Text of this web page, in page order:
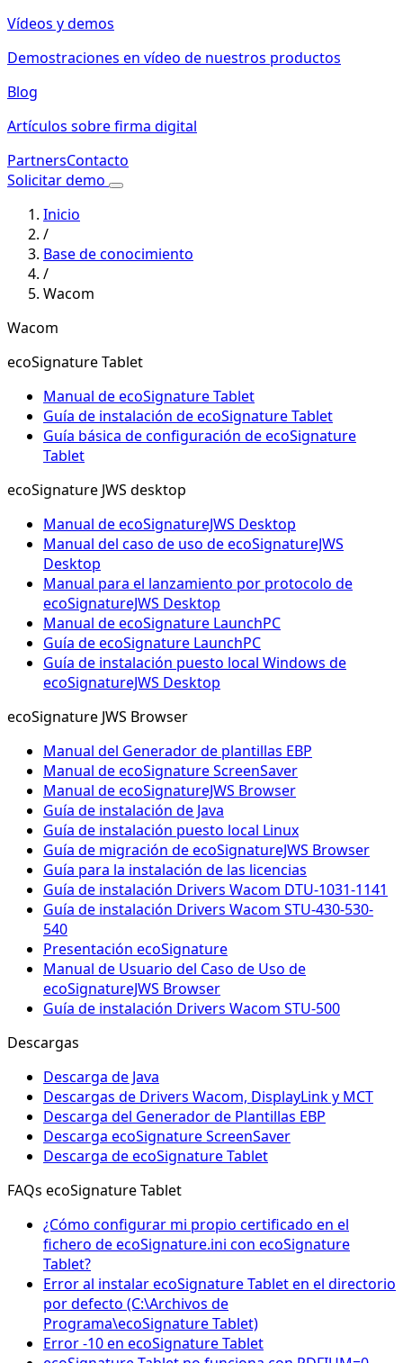
Vídeos y demos
Demostraciones en vídeo de nuestros productos
Blog
Artículos sobre firma digital
PartnersContacto
Solicitar demo
Inicio
/
Base de conocimiento
/
Wacom
Wacom
ecoSignature Tablet
Manual de ecoSignature Tablet
Guía de instalación de ecoSignature Tablet
Guía básica de configuración de ecoSignature
Tablet
ecoSignature JWS desktop
Manual de ecoSignatureJWS Desktop
Manual del caso de uso de ecoSignatureJWS
Desktop
Manual para el lanzamiento por protocolo de
ecoSignatureJWS Desktop
Manual de ecoSignature LaunchPC
Guía de ecoSignature LaunchPC
Guía de instalación puesto local Windows de
ecoSignatureJWS Desktop
ecoSignature JWS Browser
Manual del Generador de plantillas EBP
Manual de ecoSignature ScreenSaver
Manual de ecoSignatureJWS Browser
Guía de instalación de Java
Guía de instalación puesto local Linux
Guía de migración de ecoSignatureJWS Browser
Guía para la instalación de las licencias
Guía de instalación Drivers Wacom DTU-1031-1141
Guía de instalación Drivers Wacom STU-430-530-
540
Presentación ecoSignature
Manual de Usuario del Caso de Uso de
ecoSignatureJWS Browser
Guía de instalación Drivers Wacom STU-500
Descargas
Descarga de Java
Descargas de Drivers Wacom, DisplayLink y MCT
Descarga del Generador de Plantillas EBP
Descarga ecoSignature ScreenSaver
Descarga de ecoSignature Tablet
FAQs ecoSignature Tablet
¿Cómo configurar mi propio certificado en el
fichero de ecoSignature.ini con ecoSignature
Tablet?
Error al instalar ecoSignature Tablet en el directorio
por defecto (C:\Archivos de
Programa\ecoSignature Tablet)
Error -10 en ecoSignature Tablet